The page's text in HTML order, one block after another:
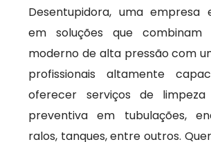
Desentupidora, uma empresa
em soluções que combinam
moderno de alta pressão com
profissionais altamente
oferecer serviços de
preventiva em tubulações,
ralos, tanques, entre outros.